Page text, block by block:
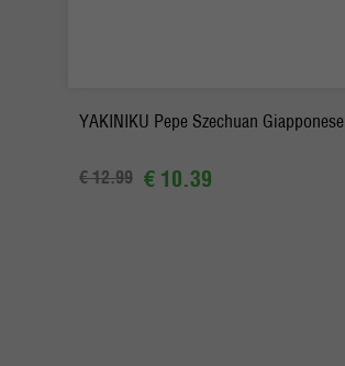
YAKINIKU Pepe Szechuan Giapponese
€ 12.99 € 10.39